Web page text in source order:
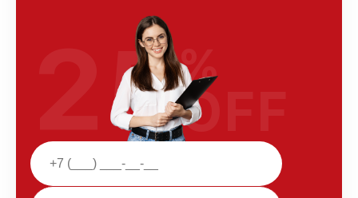
25%
OFF